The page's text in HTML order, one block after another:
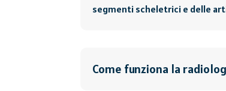
segmenti scheletrici e delle
Come funziona la